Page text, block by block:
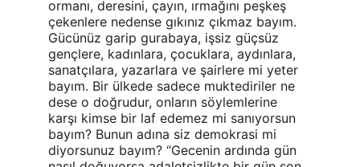
ormanı, deresini, çayın, ırmağını peşkeş
çekenlere nedense gıkınız çıkmaz bayım.
Gücünüz garip gurabaya, işsiz güçsüz
gençlere, kadınlara, çocuklara, aydınlara,
sanatçılara, yazarlara ve şairlere mi yeter
bayım. Bir ülkede sadece muktediriler ne
dese o doğrudur, onların söylemlerine
karşı kimse bir laf edemez mi sanıyorsun
bayım? Bunun adına siz demokrasi mi
diyorsunuz bayım? “Gecenin ardında gün